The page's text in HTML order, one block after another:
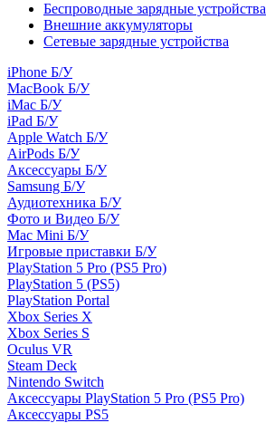
Беспроводные зарядные устройства
Внешние аккумуляторы
Сетевые зарядные устройства
iPhone Б/У
MacBook Б/У
iMac Б/У
iPad Б/У
Apple Watch Б/У
AirPods Б/У
Аксессуары Б/У
Samsung Б/У
Аудиотехника Б/У
Фото и Видео Б/У
Mac Mini Б/У
Игровые приставки Б/У
PlayStation 5 Pro (PS5 Pro)
PlayStation 5 (PS5)
PlayStation Portal
Xbox Series X
Xbox Series S
Oculus VR
Steam Deck
Nintendo Switch
Аксессуары PlayStation 5 Pro (PS5 Pro)
Аксессуары PS5